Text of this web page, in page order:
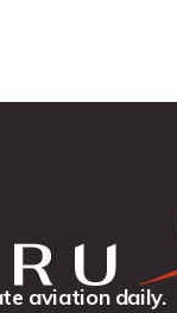
aviation daily.